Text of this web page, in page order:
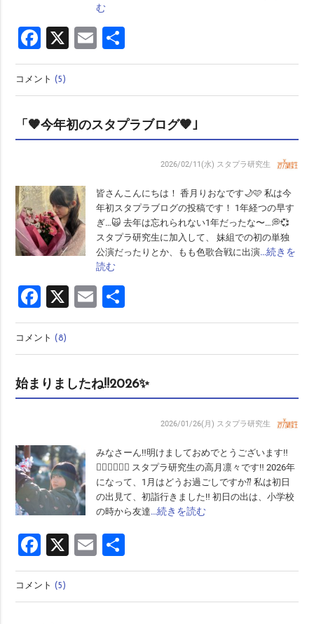
む
Facebook
X Email
有
コメント(5)
「🧡今年初のスタプラブログ🧡｣
2026/02/11(水) スタプラ研究生
皆さんこんにちは！ 香月りおなです🌙🩷 私は今
年初スタプラブログの投稿です！ 1年経つの早す
ぎ…🙀 去年は忘れられない1年だったな〜…💭💞
スタプラ研究生に加入して、 妹組での初の単独
公演だったりとか、もも色歌合戦に出演…続きを
読む
Facebook
X Email
有
コメント(8)
始まりましたね!!2026✨
2026/01/26(月) スタプラ研究生
みなさーん‼︎明けましておめでとうございます‼︎
🙇🏻‍♀️🙇🏻‍♀️ スタプラ研究生の高月凛々です‼︎ 2026年
になって、1月はどうお過ごしですか⁇ 私は初日
の出見て、初詣行きました‼️ 初日の出は、小学校
の時から友達…続きを読む
Facebook
X Email
有
コメント(5)